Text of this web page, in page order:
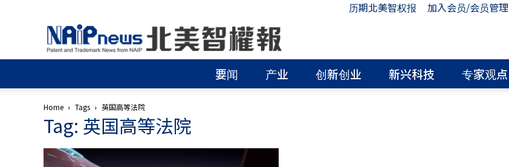
历期北美智权报 加入会员/会员管理
北
美
智
權
│
申
請
│
要闻 产业 创新创业 新兴科技 专家观点
Home Tags 英国高等法院
Tag: 英国高等法院